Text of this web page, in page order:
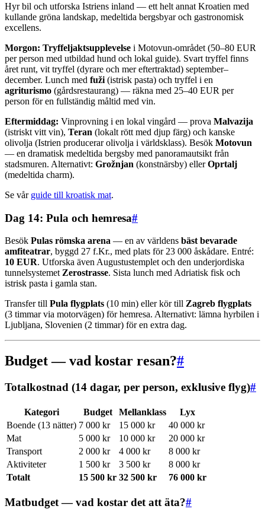
Hyr bil och utforska Istriens inland — ett helt annat Kroatien med
kullande gröna landskap, medeltida bergsbyar och gastronomisk
excellens.
Morgon: Tryffeljaktsupplevelse i Motovun-området (50–80 EUR
per person med utbildad hund och lokal guide). Svart tryffel finns
året runt, vit tryffel (dyrare och mer eftertraktad) september–
december. Lunch med fuži (istrisk pasta) och tryffel i en
agriturismo (gårdsrestaurang) — räkna med 25–40 EUR per
person för en fullständig måltid med vin.
Eftermiddag: Vinprovning i en lokal vingård — prova Malvazija
(istriskt vitt vin), Teran (lokalt rött med djup färg) och kanske
olivolja (Istrien producerar olivolja i världsklass). Besök Motovun
— en dramatisk medeltida bergsby med panoramautsikt från
stadsmuren. Alternativt: Grožnjan (konstnärsby) ellerOprtalj
(medeltida charm).
Se vår guide till kroatisk mat.
Dag 14: Pula och hemresa#
Besök Pulas römska arena — en av världens bäst bevarade
amfiteatrar, byggd 27 f.Kr., med plats för 23 000 åskådare. Entré:
10 EUR. Utforska även Augustustemplet och den underjordiska
tunnelsystemet Zerostrasse. Sista lunch med Adriatisk fisk och
istrisk pasta i gamla stan.
Transfer till Pula flygplats (10 min) eller kör till Zagreb flygplats
(3 timmar via motorvägen) för hemresa. Alternativt: lämna hyrbilen i
Ljubljana, Slovenien (2 timmar) för en extra dag.
Budget — vad kostar resan?#
Totalkostnad (14 dagar, per person, exklusive flyg)#
Kategori Budget Mellanklass
Lyx
Boende (13 nätter) 7 000 kr 15 000 kr
40 000 kr
Mat
5 000 kr 10 000 kr
20 000 kr
Transport
2 000 kr 4 000 kr
8 000 kr
Aktiviteter
1 500 kr 3 500 kr
8 000 kr
Totalt
15 500 kr 32 500 kr 76 000 kr
Matbudget — vad kostar det att äta?#